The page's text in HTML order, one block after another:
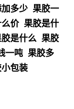
多少 果胶一
价 果胶是什
是什么 果胶
一吨 果胶多
包装